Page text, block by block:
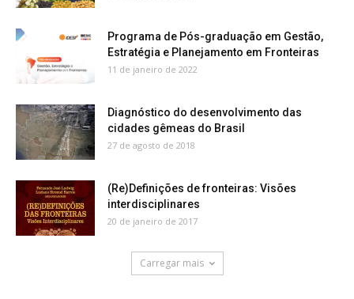
Programa de Pós-graduação em Gestão,
Estratégia e Planejamento em Fronteiras
11 de janeiro de 2022
Diagnóstico do desenvolvimento das
cidades gêmeas do Brasil
27 de agosto de 2018
(Re)Definições de fronteiras: Visões
interdisciplinares
20 de janeiro de 2017
Carregar mais